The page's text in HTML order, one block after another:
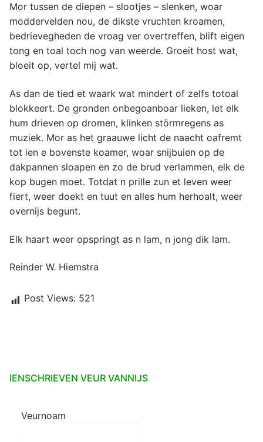
Mor tussen de diepen – slootjes – slenken, woar
moddervelden nou, de dikste vruchten kroamen,
bedrievegheden de vroag ver overtreffen, blift eigen
tong en toal toch nog van weerde. Groeit host wat,
bloeit op, vertel mij wat.
As dan de tied et waark wat mindert of zelfs totoal
blokkeert. De gronden onbegoanboar lieken, let elk
hum drieven op dromen, klinken störmregens as
muziek. Mor as het graauwe licht de naacht oafremt
tot ien e bovenste koamer, woar snijbuien op de
dakpannen sloapen en zo de brud verlammen, elk de
kop bugen moet. Totdat n prille zun et leven weer
fiert, weer doekt en tuut en alles hum herhoalt, weer
overnijs begunt.
Elk haart weer opspringt as n lam, n jong dik lam.
Reinder W. Hiemstra
Post Views: 521
IENSCHRIEVEN VEUR VANNIJS
Veurnoam